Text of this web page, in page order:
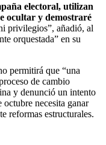
electoral, utilizan
ocultar y demostraré
privilegios”, añadió, al
orquestada” en su
permitirá que “una
de cambio
y denunció un intento
necesita ganar
reformas estructurales.